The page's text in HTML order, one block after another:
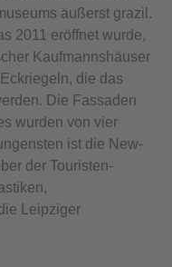
äußerst grazil.
2011 eröffnet wurde,
Kaufmannshäuser
die das
Die Fassaden
wurden von vier
ist die New-
der Touristen-
Leipziger